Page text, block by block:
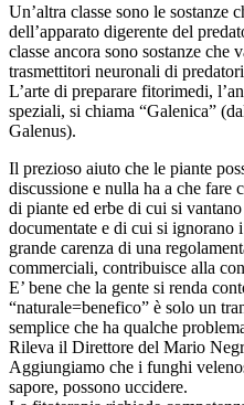
Un’altra classe sono le sostanze
dell’apparato digerente del
classe ancora sono sostanze che
trasmettitori neuronali di
L’arte di preparare fitorimedi,
speziali, si chiama “Galenica”
Galenus).
Il prezioso aiuto che le piante
discussione e nulla ha a che fare
di piante ed erbe di cui si
documentate e di cui si
grande carenza di una
commerciali, contribuisce alla
E’ bene che la gente si renda
“naturale=benefico” è solo un
semplice che ha qualche
Rileva il Direttore del Mario
Aggiungiamo che i funghi
sapore, possono uccidere.